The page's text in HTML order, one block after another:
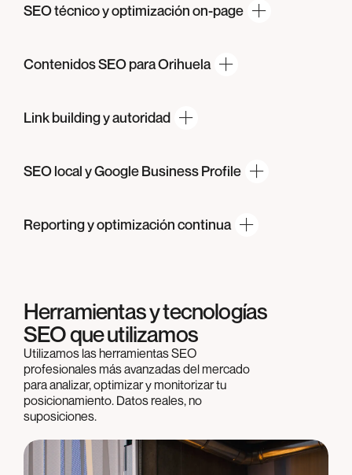
SEO técnico yoptimización on-page
Contenidos SEOpara Orihuela
Link buildingy autoridad
SEO local y GoogleBusiness Profile
Reporting yoptimización continua
Herramientas y tecnologías
SEO que utilizamos
Utilizamos las herramientas SEO
profesionales más avanzadas del mercado
para analizar, optimizar y monitorizar tu
posicionamiento. Datos reales, no
suposiciones.